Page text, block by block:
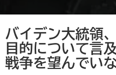
バイデン大統領
目的について言
戦争を望んでい